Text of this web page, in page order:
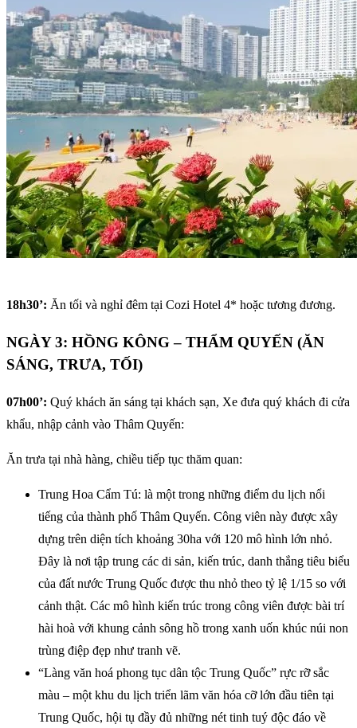
18h30’: Ăn tối và nghỉ đêm tại Cozi Hotel 4* hoặc tương đương.
NGÀY 3: HỒNG KÔNG – THẨM QUYẾN (ĂN
SÁNG, TRƯA, TỐI)
07h00’: Quý khách ăn sáng tại khách sạn, Xe đưa quý khách đi cửa
khẩu, nhập cảnh vào Thâm Quyến:
Ăn trưa tại nhà hàng, chiều tiếp tục thăm quan:
Trung Hoa Cẩm Tú: là một trong những điểm du lịch nổi
tiếng của thành phố Thâm Quyến. Công viên này được xây
dựng trên diện tích khoảng 30ha với 120 mô hình lớn nhỏ.
Đây là nơi tập trung các di sản, kiến trúc, danh thắng tiêu biểu
của đất nước Trung Quốc được thu nhỏ theo tỷ lệ 1/15 so với
cảnh thật. Các mô hình kiến trúc trong công viên được bài trí
hài hoà với khung cảnh sông hồ trong xanh uốn khúc núi non
trùng điệp đẹp như tranh vẽ.
“Làng văn hoá phong tục dân tộc Trung Quốc” rực rỡ sắc
màu – một khu du lịch triển lãm văn hóa cỡ lớn đầu tiên tại
Trung Quốc, hội tụ đầy đủ những nét tinh tuý độc đáo về